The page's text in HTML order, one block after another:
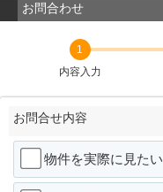
お問合わせ
1
内容入力
お問合せ内容
物件を実際に見たい